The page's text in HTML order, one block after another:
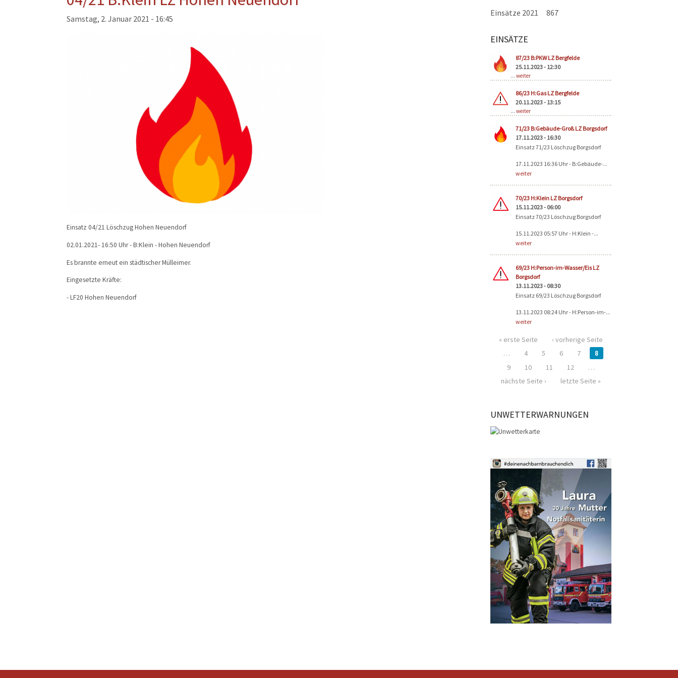
Alters- und Ehrenabteilung
Samstag, 2. Januar 2021 - 16:45
Einsatz 04/21 Löschzug Hohen Neuendorf
02.01.2021- 16:50 Uhr - B:Klein - Hohen Neuendorf
Es brannte erneut ein städtischer Mülleimer.
Eingesetzte Kräfte:
- LF20 Hohen Neuendorf
Einsätze 2021 867
EINSÄTZE
87/23 B:PKW LZ Bergfelde
25.11.2023 - 12:30
... weiter
86/23 H:Gas LZ Bergfelde
20.11.2023 - 13:15
... weiter
71/23 B:Gebäude-Groß LZ Borgsdorf
17.11.2023 - 16:30
Einsatz 71/23 Löschzug Borgsdorf
17.11.2023 16:36 Uhr - B:Gebäude-...
weiter
70/23 H:Klein LZ Borgsdorf
15.11.2023 - 06:00
Einsatz 70/23 Löschzug Borgsdorf
15.11.2023 05:57 Uhr - H:Klein -...
weiter
69/23 H:Person-im-Wasser/Eis LZ
Borgsdorf
13.11.2023 - 08:30
Einsatz 69/23 Löschzug Borgsdorf
13.11.2023 08:24 Uhr - H:Person-im-...
weiter
Seiten
« erste Seite
‹ vorherige Seite
…
4 5 6 7
8
9
10 11 12
…
nächste Seite ›
letzte Seite »
UNWETTERWARNUNGEN